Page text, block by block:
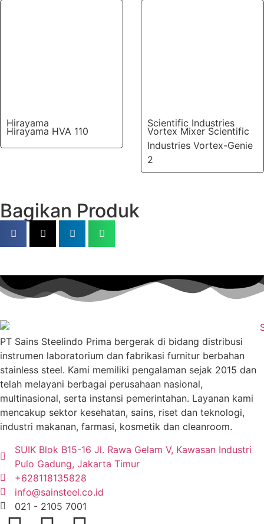
Hirayama
Hirayama HVA 110
Scientific Industries
Vortex Mixer Scientific
Industries Vortex-Genie
2
Bagikan Produk
PT Sains Steelindo Prima bergerak di bidang distribusi
instrumen laboratorium dan fabrikasi furnitur berbahan
stainless steel. Kami memiliki pengalaman sejak 2015 dan
telah melayani berbagai perusahaan nasional,
multinasional, serta instansi pemerintahan. Layanan kami
mencakup sektor kesehatan, sains, riset dan teknologi,
industri makanan, farmasi, kosmetik dan cleanroom.
SUIK Blok B15-16 Jl. Rawa Gelam V, Kawasan Industri
Pulo Gadung, Jakarta Timur
+628118135828
info@sainsteel.co.id
021 - 2105 7001